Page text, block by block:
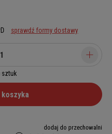
sprawdź formy dostawy
sztuk
koszyka
dodaj do przechowalni